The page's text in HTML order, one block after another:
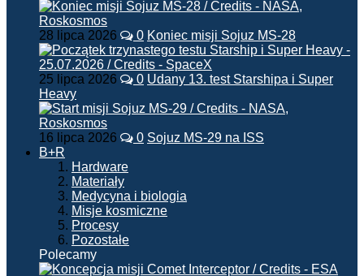
28 lipca 2026 0 Koniec misji Sojuz MS-28
25 lipca 2026 0 Udany 13. test Starshipa i Super
Heavy
16 lipca 2026 0 Sojuz MS-29 na ISS
B+R
Hardware
Materiały
Medycyna i biologia
Misje kosmiczne
Procesy
Pozostałe
Polecamy